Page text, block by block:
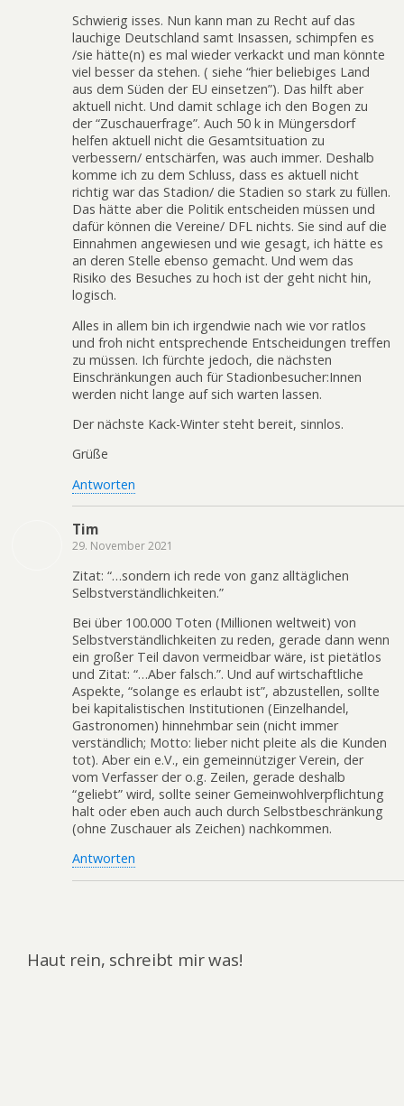
Schwierig isses. Nun kann man zu Recht auf das
lauchige Deutschland samt Insassen, schimpfen es
/sie hätte(n) es mal wieder verkackt und man könnte
viel besser da stehen. ( siehe “hier beliebiges Land
aus dem Süden der EU einsetzen”). Das hilft aber
aktuell nicht. Und damit schlage ich den Bogen zu
der “Zuschauerfrage”. Auch 50 k in Müngersdorf
helfen aktuell nicht die Gesamtsituation zu
verbessern/ entschärfen, was auch immer. Deshalb
komme ich zu dem Schluss, dass es aktuell nicht
richtig war das Stadion/ die Stadien so stark zu füllen.
Das hätte aber die Politik entscheiden müssen und
dafür können die Vereine/ DFL nichts. Sie sind auf die
Einnahmen angewiesen und wie gesagt, ich hätte es
an deren Stelle ebenso gemacht. Und wem das
Risiko des Besuches zu hoch ist der geht nicht hin,
logisch.
Alles in allem bin ich irgendwie nach wie vor ratlos
und froh nicht entsprechende Entscheidungen treffen
zu müssen. Ich fürchte jedoch, die nächsten
Einschränkungen auch für Stadionbesucher:Innen
werden nicht lange auf sich warten lassen.
Der nächste Kack-Winter steht bereit, sinnlos.
Grüße
Antworten
Tim
29. November 2021
Zitat: “…sondern ich rede von ganz alltäglichen
Selbstverständlichkeiten.”
Bei über 100.000 Toten (Millionen weltweit) von
Selbstverständlichkeiten zu reden, gerade dann wenn
ein großer Teil davon vermeidbar wäre, ist pietätlos
und Zitat: “…Aber falsch.”. Und auf wirtschaftliche
Aspekte, “solange es erlaubt ist”, abzustellen, sollte
bei kapitalistischen Institutionen (Einzelhandel,
Gastronomen) hinnehmbar sein (nicht immer
verständlich; Motto: lieber nicht pleite als die Kunden
tot). Aber ein e.V., ein gemeinnütziger Verein, der
vom Verfasser der o.g. Zeilen, gerade deshalb
“geliebt” wird, sollte seiner Gemeinwohlverpflichtung
halt oder eben auch auch durch Selbstbeschränkung
(ohne Zuschauer als Zeichen) nachkommen.
Antworten
Haut rein, schreibt mir was!